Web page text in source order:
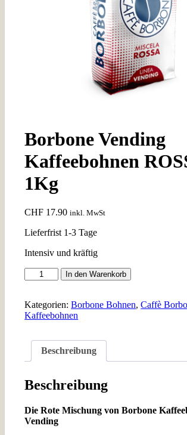
Borbone Vending
Kaffeebohnen
1Kg
CHF 17.90 inkl. MwSt
Lieferfrist 1-3 Tage
Intensiv und kräftig
Borbone
Vending
ROSSO
1Kg
In den Warenkorb
Kategorien:Borbone Bohnen,Caffè
Kaffeebohnen
Beschreibung
Beschreibung
Die Rote Mischung von Borbone
Vending